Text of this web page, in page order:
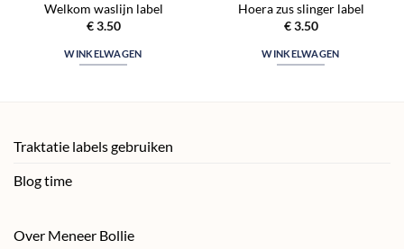
Welkom waslijn label
€3.50
WINKELWAGEN
Hoera zus slinger label
€3.50
WINKELWAGEN
Traktatie labels gebruiken
Blog time
Over Meneer Bollie